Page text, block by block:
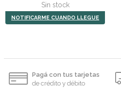
Sin stock
NOTIFICARME CUANDO LLEGUE
Pagá con tus tarjetas
de crédito y débito